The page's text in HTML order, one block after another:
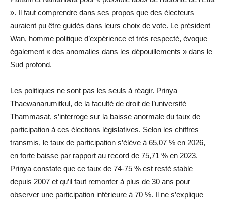
». Il faut comprendre dans ses propos que des électeurs
auraient pu être guidés dans leurs choix de vote. Le président
Wan, homme politique d’expérience et très respecté, évoque
également « des anomalies dans les dépouillements » dans le
Sud profond.
Les politiques ne sont pas les seuls à réagir. Prinya
Thaewanarumitkul, de la faculté de droit de l’université
Thammasat, s’interroge sur la baisse anormale du taux de
participation à ces élections législatives. Selon les chiffres
transmis, le taux de participation s’élève à 65,07 % en 2026,
en forte baisse par rapport au record de 75,71 % en 2023.
Prinya constate que ce taux de 74-75 % est resté stable
depuis 2007 et qu’il faut remonter à plus de 30 ans pour
observer une participation inférieure à 70 %. Il ne s’explique